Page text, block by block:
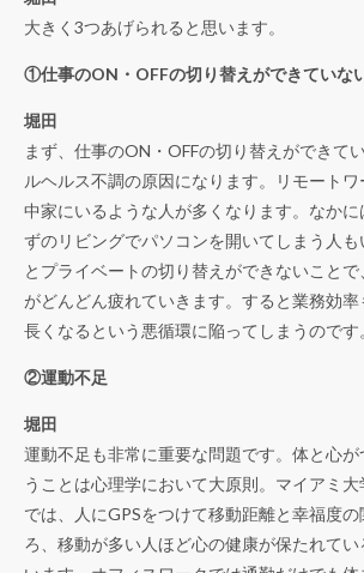
大きく3つあげられると思います。
①仕事のON ・ OFFの切り替えができていな
堀田
まず、仕事のON・OFFの切り替えができて
ルヘルス不調の原因になります。リモート
中家にいるような人が多くなります。なか
ずのリビングでパソコンを開いてしまう人
とプライベートの切り替えができないこと
がどんどん疲れていきます。すると業務効
長くなるという悪循環に陥ってしまうのです
②運動不足
堀田
運動不足も非常に重要な問題です。体と心
うことは心理学において大原則。マイアミ
では、人にGPSをつけて移動距離と幸福度の
ろ、移動が多い人ほど心の健康が保たれて